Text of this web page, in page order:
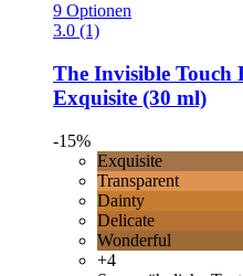
9 Optionen
3.0 (1)
The Invisible
Exquisite (30 ml)
-15%
Exquisite
Transparent
Dainty
Delicate
Wonderful
+4